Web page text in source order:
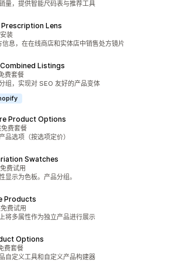
量，提供智能尺码表与推荐工具
Lens
）装
息，在在线商店和实体店中销售处方镜片
Listings
）
费套餐
组，实现对 SEO 友好的产品变体
Product Options
）费套餐
品选项（按选项定价）
Swatches
）费试用
显示为色板。产品分组。
Products
）费试用
将多属性作为独立产品进行展示
Options
）
费套餐
自定义工具和自定义产品构建器